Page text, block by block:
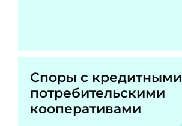
Споры с кредитными
потребительскими
кооперативами